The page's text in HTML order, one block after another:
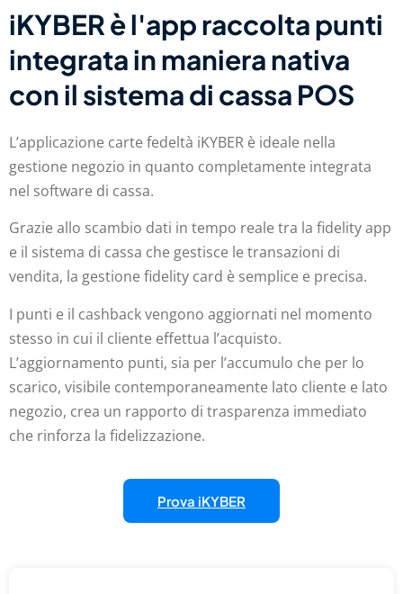
iKYBER è l'app raccolta punti
integrata in maniera nativa
con il sistema di cassa POS
L’applicazione carte fedeltà iKYBER è ideale nella
gestione negozio in quanto completamente integrata
nel software di cassa.
Grazie allo scambio dati in tempo reale tra la fidelity app
e il sistema di cassa che gestisce le transazioni di
vendita, la gestione fidelity card è semplice e precisa.
I punti e il cashback vengono aggiornati nel momento
stesso in cui il cliente effettua l’acquisto.
L’aggiornamento punti, sia per l’accumulo che per lo
scarico, visibile contemporaneamente lato cliente e lato
negozio, crea un rapporto di trasparenza immediato
che rinforza la fidelizzazione.
Prova iKYBER